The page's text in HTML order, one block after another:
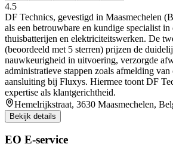
4.5
DF Technics, gevestigd in Maasmechelen
als een betrouwbare en kundige specialist in
thuisbatterijen en elektriciteitswerken. De
(beoordeeld met 5 sterren) prijzen de
nauwkeurigheid in uitvoering, verzorgde
administratieve stappen zoals afmelding
aansluiting bij Fluxys. Hiermee toont DF
expertise als klantgerichtheid.
Hemelrijkstraat, 3630 Maasmechelen,
Bekijk details
EO E-service